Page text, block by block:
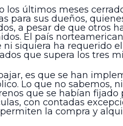
últimos meses
para sus dueños,
a pesar de que otros
El país
siquiera ha requerido
que supera los tres
es que se han
Lo que no
que se habían
con contadas
la compra y